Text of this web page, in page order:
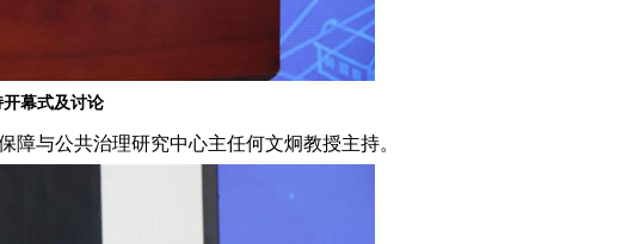
幕式及讨论
与公共治理研究中心主任何文炯教授主持。